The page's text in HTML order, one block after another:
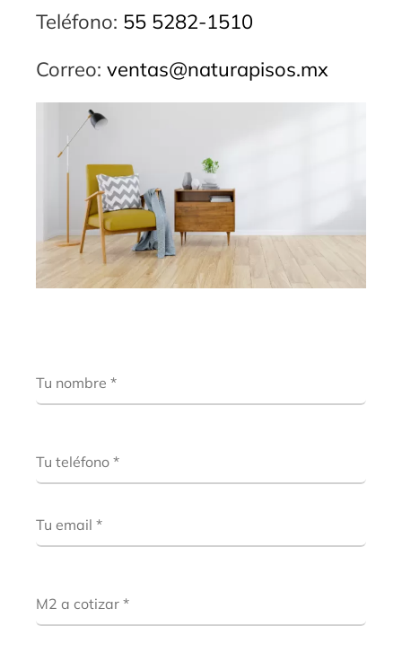
Teléfono: 55 5282-1510
Correo: ventas@naturapisos.mx